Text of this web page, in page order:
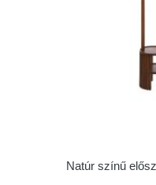
Natúr színű